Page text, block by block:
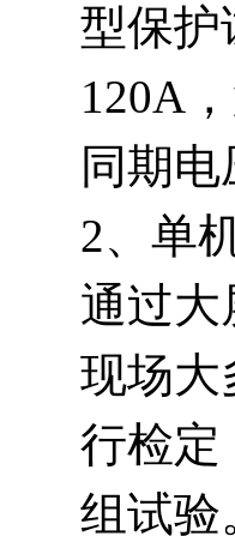
型保护
120A
同期
2、单
通过大
现场大
行检定
组试验